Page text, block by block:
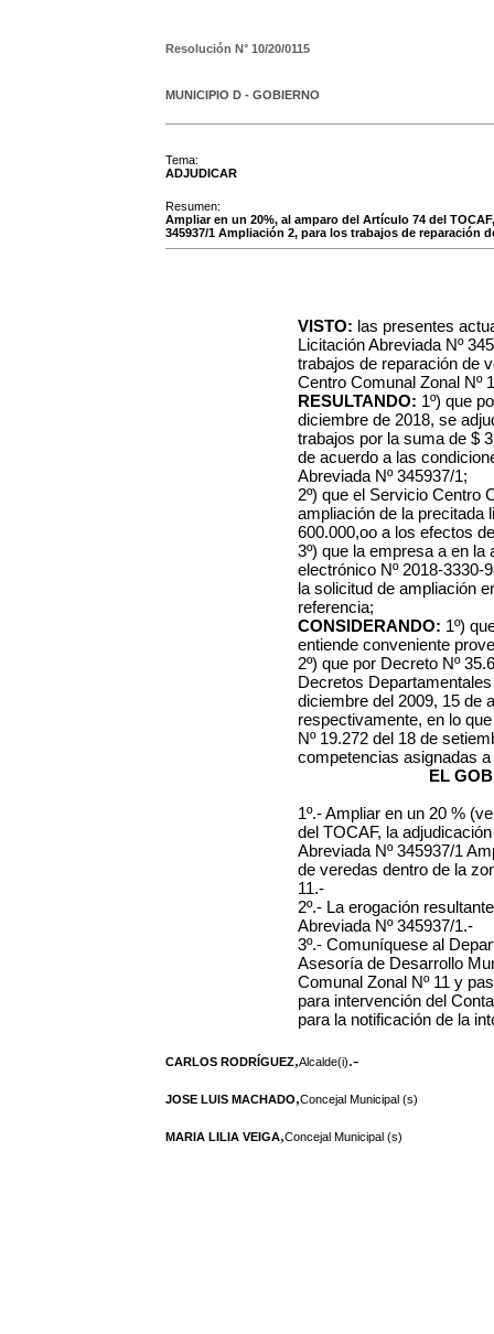
Resolución N° 10/20/0115
MUNICIPIO D - GOBIERNO
Tema:
ADJUDICAR
Resumen:
Ampliar en un 20%, al amparo del Artículo 74 del
345937/1 Ampliación 2, para los trabajos de reparación
VISTO: las presentes
Licitación Abreviada Nº
trabajos de reparación de
Centro Comunal Zonal Nº
RESULTANDO: 1º) que
diciembre de 2018, se
trabajos por la suma de $
de acuerdo a las
Abreviada Nº 345937/1;
2º) que el Servicio Centro
ampliación de la precitada
600.000,oo a los efectos
3º) que la empresa a en
electrónico Nº 2018-3330-
la solicitud de ampliación
referencia;
CONSIDERANDO: 1º)
entiende conveniente
2º) que por Decreto Nº
Decretos
diciembre del 2009, 15 de
respectivamente, en lo
Nº 19.272 del 18 de
competencias asignadas
EL
1º.- Ampliar en un 20 %
del TOCAF, la
Abreviada Nº 345937/1
de veredas dentro de la
11.-
2º.- La erogación
Abreviada Nº 345937/1.-
3º.- Comuníquese al
Asesoría de Desarrollo
Comunal Zonal Nº 11 y
para intervención del
para la notificación de la
CARLOS RODRÍGUEZ,Alcalde(i).-
JOSE LUIS MACHADO,Concejal Municipal (s)
MARIA LILIA VEIGA,Concejal Municipal (s)